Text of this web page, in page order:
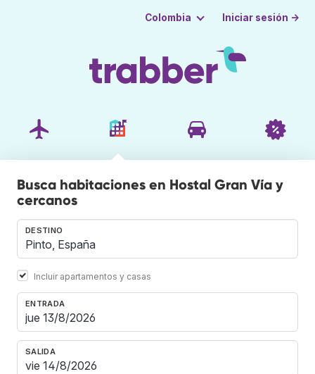
Colombia Iniciar sesión →
Busca habitaciones en Hostal Gran Vía y
cercanos
DESTINO
Incluir apartamentos y casas
ENTRADA
SALIDA